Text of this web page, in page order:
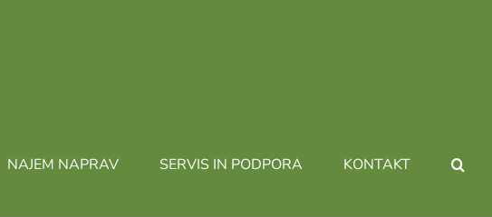
NAJEM NAPRAV SERVIS IN PODPORA KONTAKT